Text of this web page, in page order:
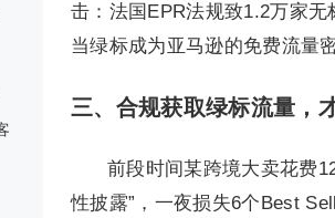
击：法国EPR法规致1.2万家无
当绿标成为亚马逊的免费流量
三、 合规获取绿标流量，
前段时间某跨境大卖花费
性披露”，一夜损失6个Best